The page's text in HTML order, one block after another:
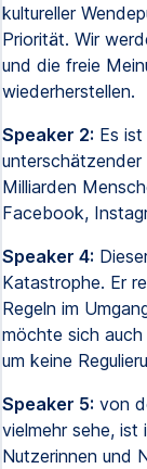
kultureller
Priorität. Wir
und die freie
wiederherstellen.
Speaker 2: Es
unterschätzender
Milliarden
Facebook,
Speaker 4:
Katastrophe. Er
Regeln im
möchte sich
um keine
Speaker 5: von
vielmehr sehe, ist
Nutzerinnen und